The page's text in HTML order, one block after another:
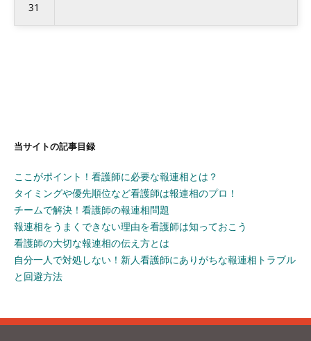
31
当サイトの記事目録
ここがポイント！看護師に必要な報連相とは？
タイミングや優先順位など看護師は報連相のプロ！
チームで解決！看護師の報連相問題
報連相をうまくできない理由を看護師は知っておこう
看護師の大切な報連相の伝え方とは
自分一人で対処しない！新人看護師にありがちな報連相トラブル
と回避方法